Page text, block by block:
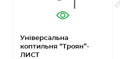
Універсальна
коптильня “Троян”-
ЛИСТ